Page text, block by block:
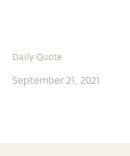
Daily Quote
September 21, 2021